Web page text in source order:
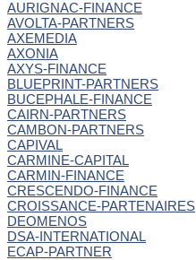
AURIGNAC-FINANCE
AVOLTA-PARTNERS
AXEMEDIA
AXONIA
AXYS-FINANCE
BLUEPRINT-PARTNERS
BUCEPHALE-FINANCE
CAIRN-PARTNERS
CAMBON-PARTNERS
CAPIVAL
CARMINE-CAPITAL
CARMIN-FINANCE
CRESCENDO-FINANCE
CROISSANCE-PARTENAIRES
DEOMENOS
DSA-INTERNATIONAL
ECAP-PARTNER